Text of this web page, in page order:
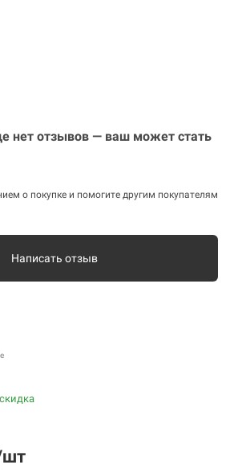
нет отзывов — ваш может стать
о покупке и помогите другим покупателям
Написать отзыв
шт